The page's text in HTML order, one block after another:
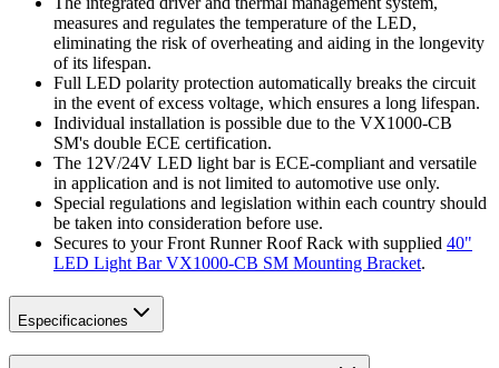
measures and regulates the temperature of the LED,
eliminating the risk of overheating and aiding in the longevity
of its lifespan.
Full LED polarity protection automatically breaks the circuit
in the event of excess voltage, which ensures a long lifespan.
Individual installation is possible due to the VX1000-CB
SM's double ECE certification.
The 12V/24V LED light bar is ECE-compliant and versatile
in application and is not limited to automotive use only.
Special regulations and legislation within each country should
be taken into consideration before use.
Secures to your Front Runner Roof Rack with supplied 40"
LED Light Bar VX1000-CB SM Mounting Bracket.
Especificaciones